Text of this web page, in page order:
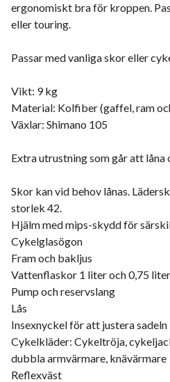
ergonomiskt bra för kroppen.
eller touring.
Passar med vanliga skor eller
Vikt: 9 kg
Material: Kolfiber (gaffel, ram
Växlar: Shimano 105
Extra utrustning som går att låna
Skor kan vid behov lånas.
storlek 42.
Hjälm med mips-skydd för
Cykelglasögon
Fram och bakljus
Vattenflaskor 1 liter och 0,75
Pump och reservslang
Lås
Insexnyckel för att justera sadeln
Cykelkläder: Cykeltröja,
dubbla armvärmare, knävärmare
Reflexväst